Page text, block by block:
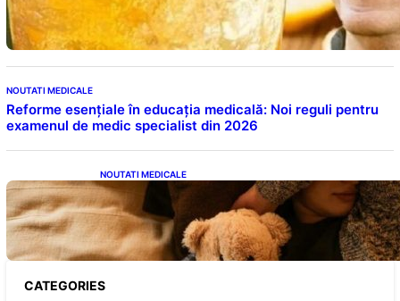
nopții: Ghidul specialistului
NOUTATI MEDICALE
Reforme esențiale în educația medicală: Noi reguli pentru
examenul de medic specialist din 2026
NOUTATI MEDICALE
Somnul Sănătos: Câte Ore Trebuie Să Dormi
în Funcție de Vârstă și Impactul Asupra
Sănătății
CATEGORIES